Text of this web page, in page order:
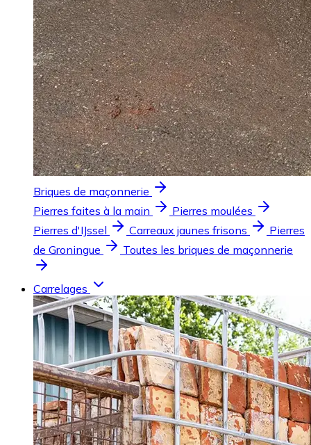
Briques de maçonnerie
Pierres faites à la main
Pierres moulées
Pierres d'IJssel
Carreaux jaunes frisons
Pierres
de Groningue
Toutes les briques de maçonnerie
Carrelages